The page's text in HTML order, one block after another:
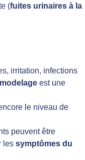
(fuites urinaires à la
irritation, infections
est une
le niveau de
peuvent être
les symptômes du